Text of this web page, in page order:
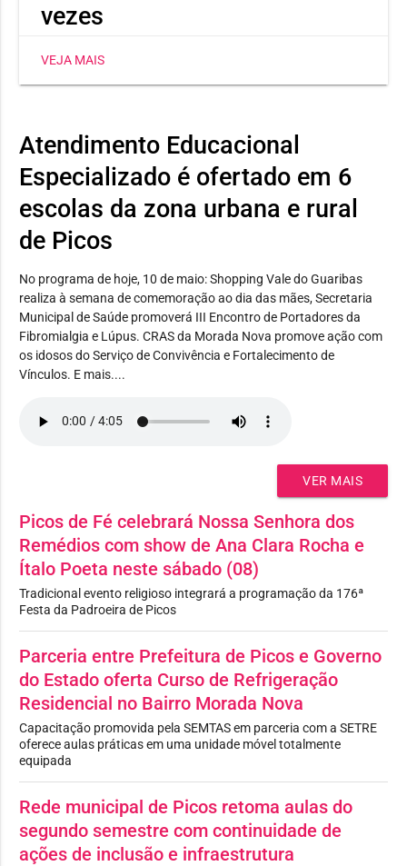
vezes
Heli Nunes, já conquistou três medalhas, sendo dois
ouros e uma prata. Já a estudante Maria Jhulya
de disco.
VEJA MAIS
Atendimento Educacional
Especializado é ofertado em 6
escolas da zona urbana e rural
de Picos
No programa de hoje, 10 de maio: Shopping Vale do Guaribas
realiza à semana de comemoração ao dia das mães, Secretaria
Municipal de Saúde promoverá III Encontro de Portadores da
Fibromialgia e Lúpus. CRAS da Morada Nova promove ação com
os idosos do Serviço de Convivência e Fortalecimento de
Vínculos. E mais....
VER MAIS
Picos de Fé celebrará Nossa Senhora dos
Remédios com show de Ana Clara Rocha e
Ítalo Poeta neste sábado (08)
Tradicional evento religioso integrará a programação da 176ª
Festa da Padroeira de Picos
Parceria entre Prefeitura de Picos e Governo
do Estado oferta Curso de Refrigeração
Residencial no Bairro Morada Nova
Capacitação promovida pela SEMTAS em parceria com a SETRE
oferece aulas práticas em uma unidade móvel totalmente
equipada
Rede municipal de Picos retoma aulas do
segundo semestre com continuidade de
ações de inclusão e infraestrutura